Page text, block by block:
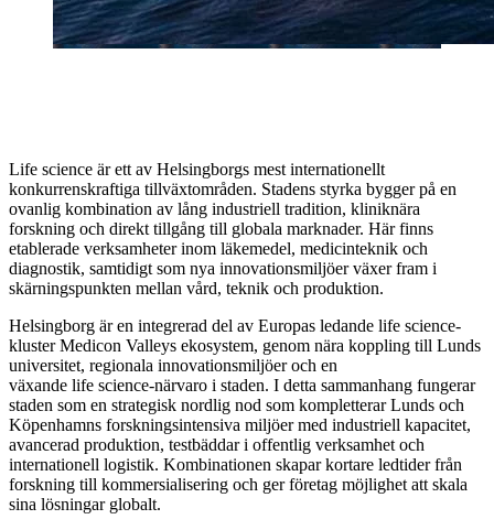
Life science är ett av Helsingborgs mest internationellt
konkurrenskraftiga tillväxtområden. Stadens styrka bygger på en
ovanlig kombination av lång industriell tradition, kliniknära
forskning och direkt tillgång till globala marknader. Här finns
etablerade verksamheter inom läkemedel, medicinteknik och
diagnostik, samtidigt som nya innovationsmiljöer växer fram i
skärningspunkten mellan vård, teknik och produktion.
Helsingborg är en integrerad del av Europas ledande life science-
kluster Medicon Valleys ekosystem, genom nära koppling till Lunds
universitet, regionala innovationsmiljöer och en
växande life science-närvaro i staden. I detta sammanhang fungerar
staden som en strategisk nordlig nod som kompletterar Lunds och
Köpenhamns forskningsintensiva miljöer med industriell kapacitet,
avancerad produktion, testbäddar i offentlig verksamhet och
internationell logistik. Kombinationen skapar kortare ledtider från
forskning till kommersialisering och ger företag möjlighet att skala
sina lösningar globalt.